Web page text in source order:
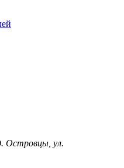
Островцы, ул.